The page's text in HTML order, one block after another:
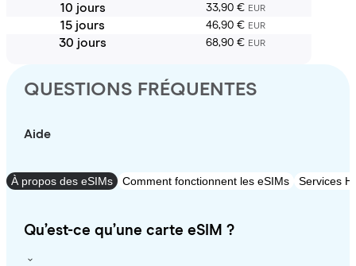
10 jours 33,90 € EUR
15 jours 46,90 € EUR
30 jours 68,90 € EUR
QUESTIONS FRÉQUENTES
Aide
À propos des eSIMs Comment fonctionnent les eSIMs Services
Qu’est-ce qu’une carte eSIM ?